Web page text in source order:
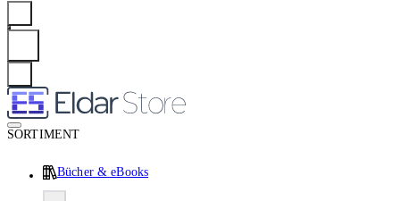
SORTIMENT
Bücher & eBooks